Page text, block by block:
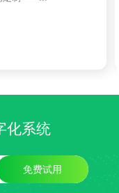
化系统
免费试用